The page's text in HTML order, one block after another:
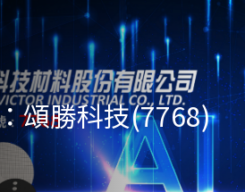
頌勝科技(7768)